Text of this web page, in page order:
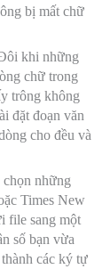
bị mất chữ
khi những
chữ trong
trông không
đặt đoạn văn
cho đều và
chọn những
Times New
file sang một
số bạn vừa
các ký tự